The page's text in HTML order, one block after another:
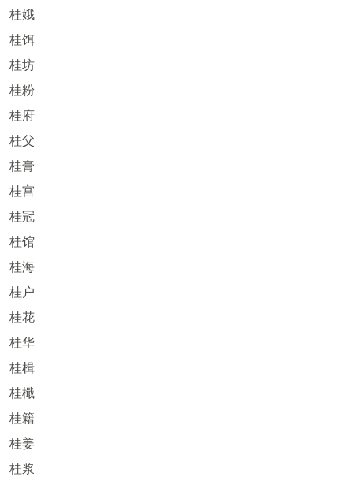
桂娥
桂饵
桂坊
桂粉
桂府
桂父
桂膏
桂宫
桂冠
桂馆
桂海
桂户
桂花
桂华
桂楫
桂檝
桂籍
桂姜
桂浆